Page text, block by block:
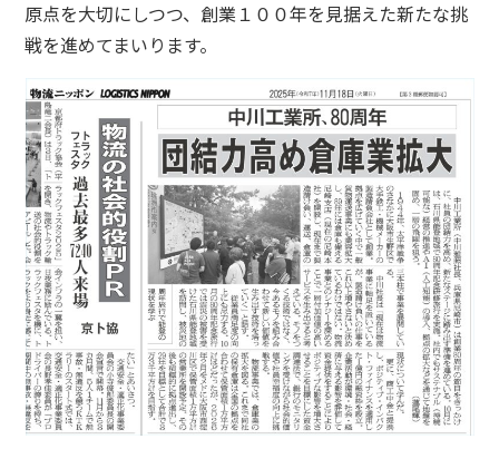
原点を大切にしつつ、創業１００年を見据えた新たな挑
戦を進めてまいります。